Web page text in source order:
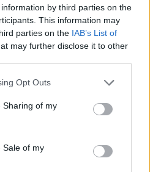
by third parties on the
This information may
parties on the IAB’s List of
may further disclose it to other
app uses one or more Google
behaviour. You may click to
and its third-party tags to
purposes in below Google
Opt Outs
Sharing of my
Sale of my
S
h
a
re
precedente